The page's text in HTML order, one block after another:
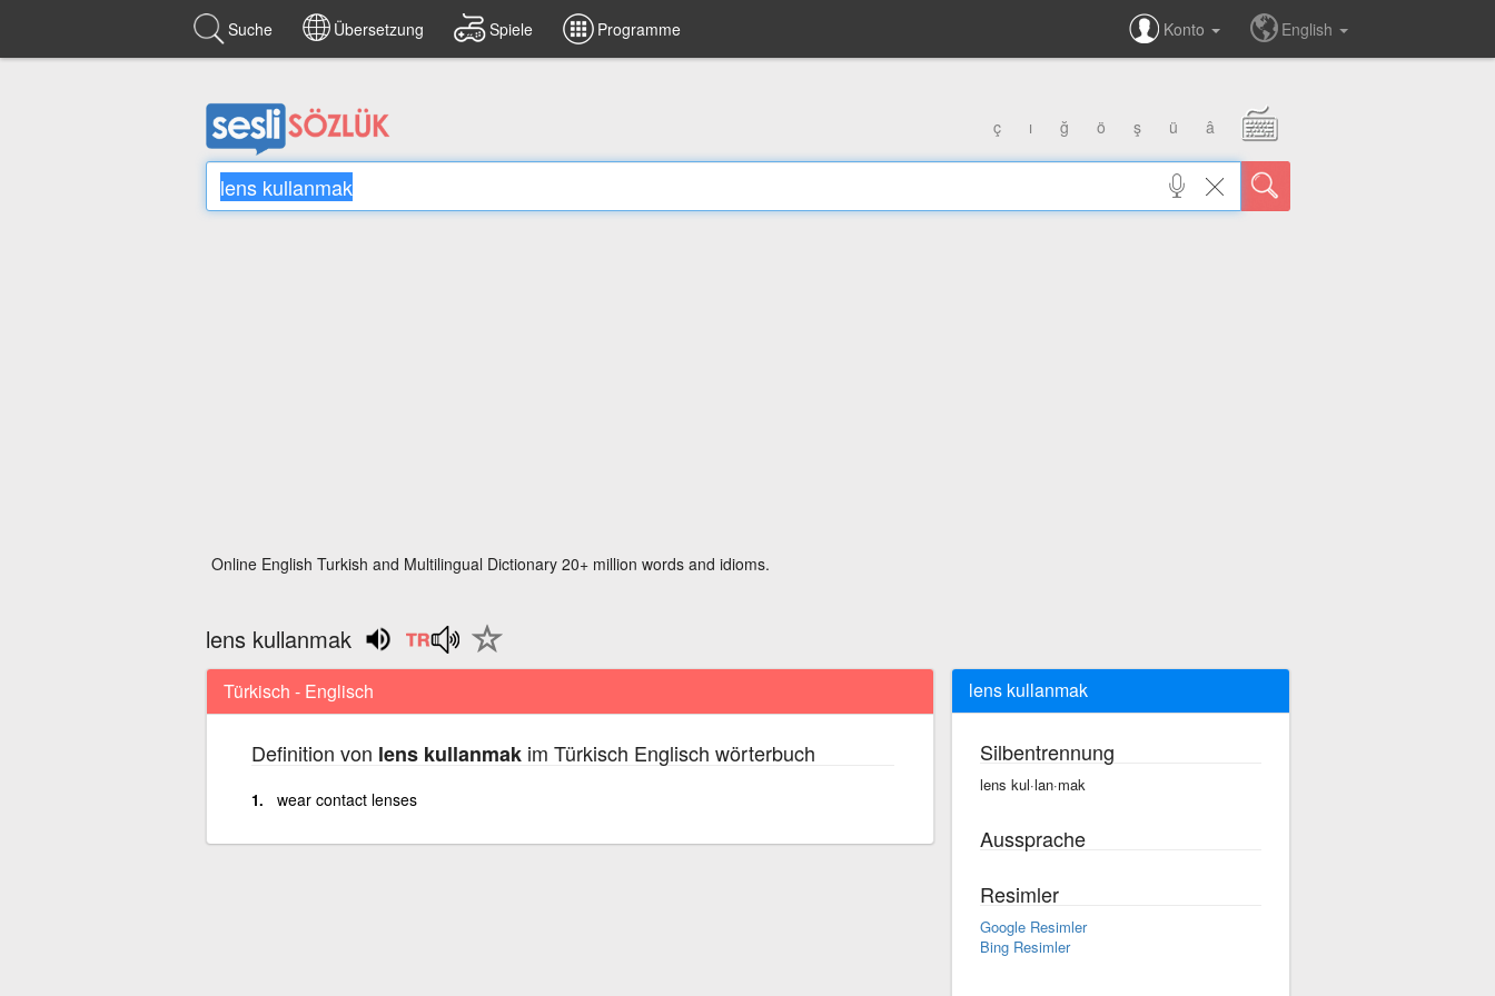
Suche Übersetzung Spiele Programme Konto English
ç ı ğ ö ş ü â
Online English Turkish and Multilingual Dictionary 20+ million words and idioms.
lens kullanmak
Türkisch - Englisch
Definition von lens kullanmakim Türkisch Englisch wörterbuch
wear contact lenses
lens kullanmak
Silbentrennung
lens kul·lan·mak
Aussprache
Resimler
Google Resimler
Bing Resimler